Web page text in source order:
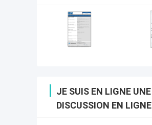
JE SUIS EN LIGNE UNE
DISCUSSION EN LIGNE